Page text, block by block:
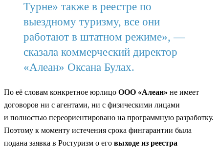
Турне» также в реестре по
выездному туризму, все они
работают в штатном режиме», —
сказала коммерческий директор
«Алеан» Оксана Булах.
По её словам конкретное юрлицо ООО «Алеан» не имеет
договоров ни с агентами, ни с физическими лицами
и полностью переориентировано на программную разработку.
Поэтому к моменту истечения срока фингарантии была
подана заявка в Ростуризм о его выходе из реестра